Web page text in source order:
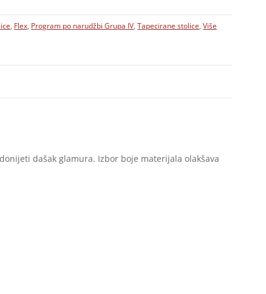
, Flex, Program po narudžbi Grupa IV,Tapecirane stolice,Više
dašak glamura. Izbor boje materijala olakšava